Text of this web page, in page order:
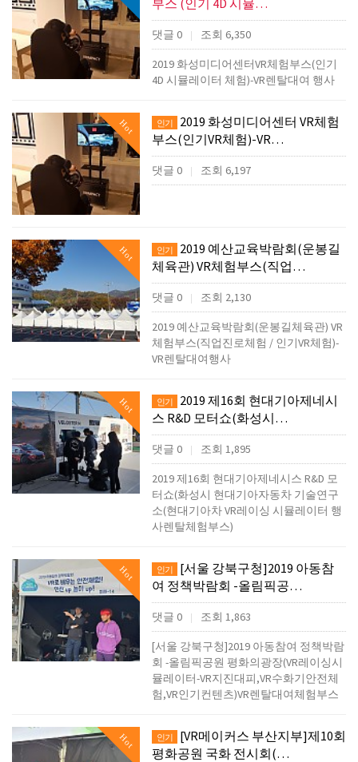
댓글 0 | 조회 6,350
2019 화성미디어센터VR체험부스(인기
4D 시뮬레이터 체험)-VR렌탈대여 행사
Hot 인기
2019 화성미디어센터 VR체험
부스(인기VR체험)-VR…
댓글 0 | 조회 6,197
Hot 인기
2019 예산교육박람회(운봉길
체육관) VR체험부스(직업…
댓글 0 | 조회 2,130
2019 예산교육박람회(운봉길체육관) VR
체험부스(직업진로체험 / 인기VR체험)-
VR렌탈대여행사
Hot 인기
2019 제16회 현대기아제네시
스 R&D 모터쇼(화성시…
댓글 0 | 조회 1,895
2019 제16회 현대기아제네시스 R&D 모
터쇼(화성시 현대기아자동차 기술연구
소(현대기아차 VR레이싱 시뮬레이터 행
사렌탈체험부스)
Hot 인기
[서울 강북구청]2019 아동참
여 정책박람회 -올림픽공…
댓글 0 | 조회 1,863
[서울 강북구청]2019 아동참여 정책박람
회 -올림픽공원 평화의광장(VR레이싱시
뮬레이터-VR지진대피,VR수화기안전체
험,VR인기컨텐츠)VR렌탈대여체험부스
Hot 인기
[VR메이커스 부산지부]제10회
평화공원 국화 전시회(…